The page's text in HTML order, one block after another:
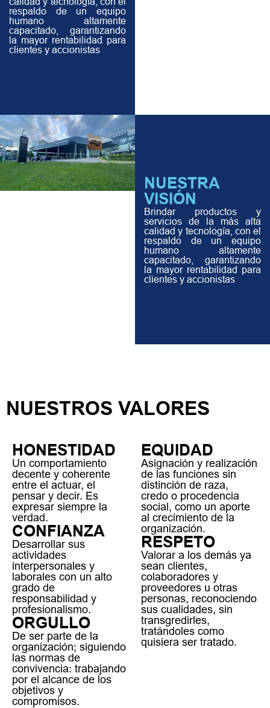
respaldo de un equipo
humano altamente
capacitado, garantizando
la mayor rentabilidad para
clientes y accionistas
NUESTRA
VISIÓN
Brindar productos y
servicios de la más alta
calidad y tecnología, con el
respaldo de un equipo
humano altamente
capacitado, garantizando
la mayor rentabilidad para
clientes y accionistas
NUESTROS VALORES
HONESTIDAD
Un comportamiento
decente y coherente
entre el actuar, el
pensar y decir. Es
expresar siempre la
verdad.
CONFIANZA
Desarrollar sus
actividades
interpersonales y
laborales con un alto
grado de
responsabilidad y
profesionalismo.
ORGULLO
De ser parte de la
organización; siguiendo
las normas de
convivencia: trabajando
por el alcance de los
objetivos y
compromisos.
EQUIDAD
Asignación y realización
de las funciones sin
distinción de raza,
credo o procedencia
social, como un aporte
al crecimiento de la
organización.
RESPETO
Valorar a los demás ya
sean clientes,
colaboradores y
proveedores u otras
personas, reconociendo
sus cualidades, sin
transgredirles,
tratándoles como
quisiera ser tratado.